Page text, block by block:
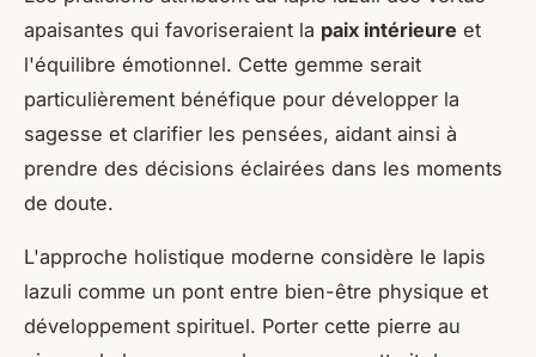
apaisantes qui favoriseraient la paix intérieure et
l'équilibre émotionnel. Cette gemme serait
particulièrement bénéfique pour développer la
sagesse et clarifier les pensées, aidant ainsi à
prendre des décisions éclairées dans les moments
de doute.
L'approche holistique moderne considère le lapis
lazuli comme un pont entre bien-être physique et
développement spirituel. Porter cette pierre au